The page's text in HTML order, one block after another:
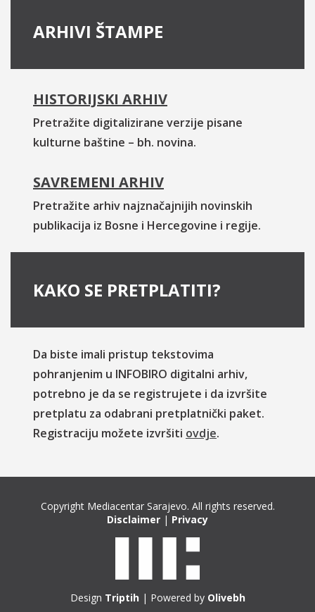
ARHIVI ŠTAMPE
HISTORIJSKI ARHIV
Pretražite digitalizirane verzije pisane
kulturne baštine – bh. novina.
SAVREMENI ARHIV
Pretražite arhiv najznačajnijih novinskih
publikacija iz Bosne i Hercegovine i regije.
KAKO SE PRETPLATITI?
Da biste imali pristup tekstovima
pohranjenim u INFOBIRO digitalni arhiv,
potrebno je da se registrujete i da izvršite
pretplatu za odabrani pretplatnički paket.
Registraciju možete izvršiti ovdje.
Copyright Mediacentar Sarajevo. All rights reserved.
Disclaimer | Privacy
Design Triptih| Powered by Olivebh